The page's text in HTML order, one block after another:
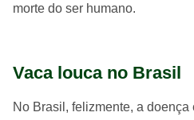
morte do ser humano.
Vaca louca no Brasil
No Brasil, felizmente, a